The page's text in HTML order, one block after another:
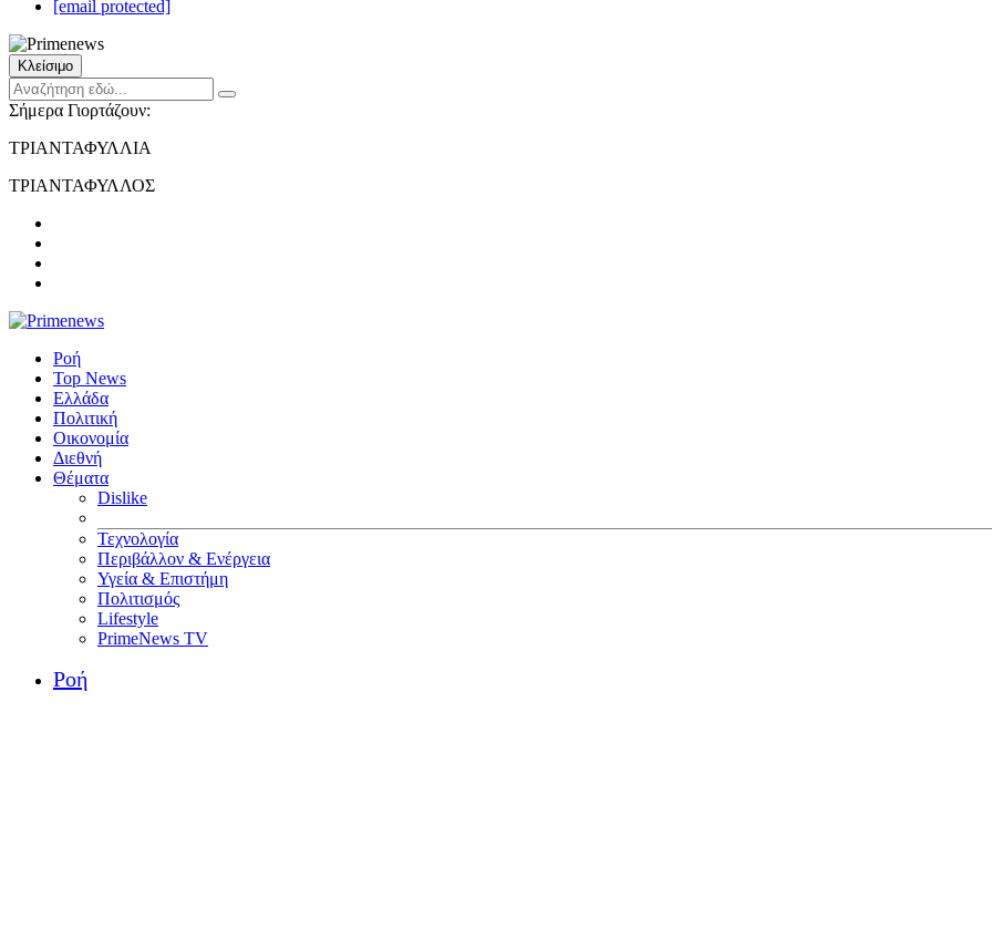
[email protected]
Κλείσιμο
Σήμερα Γιορτάζουν:
ΤΡΙΑΝΤΑΦΥΛΛΙΑ
ΤΡΙΑΝΤΑΦΥΛΛΟΣ
Ροή
Top News
Ελλάδα
Πολιτική
Οικονομία
Διεθνή
Θέματα
Dislike
Τεχνολογία
Περιβάλλον & Ενέργεια
Υγεία & Επιστήμη
Πολιτισμός
Lifestyle
PrimeNews TV
Ροή